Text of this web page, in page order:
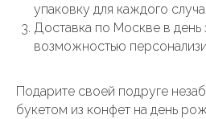
упаковку для каждого
Доставка по Москве в день
возможностью
Подарите своей подруге
букетом из конфет на день